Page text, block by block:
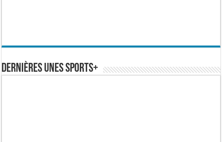
Dernières Unes Sports+